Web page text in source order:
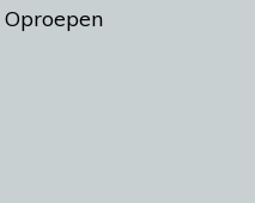
Oproepen